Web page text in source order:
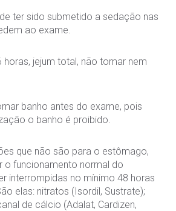
ter sido submetido a sedação nas
ao exame.
horas, jejum total, não tomar nem
banho antes do exame, pois
o banho é proibido.
que não são para o estômago,
o funcionamento normal do
interrompidas no mínimo 48 horas
elas: nitratos (Isordil, Sustrate);
de cálcio (Adalat, Cardizen,